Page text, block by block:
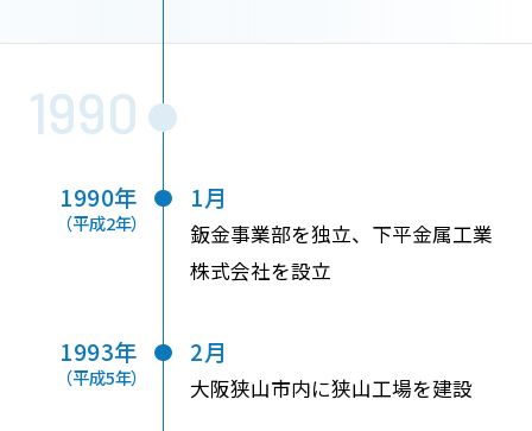
1990
1990年
（平成2年）
1月
鈑金事業部を独立、下平金属工業
株式会社を設立
1993年
（平成5年）
2月
大阪狭山市内に狭山工場を建設